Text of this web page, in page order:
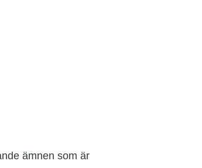
ämnen som är